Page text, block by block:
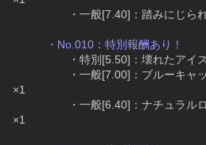
・一般[7.40]：踏みにじられ
・No.010：特別報酬あり！
・特別[5.50]：壊れたアイス
・一般[7.00]：ブルーキャップ
×1
・一般[6.40]：ナチュラルログ
×1